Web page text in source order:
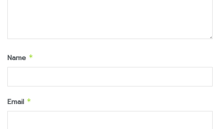
Name *
Email *